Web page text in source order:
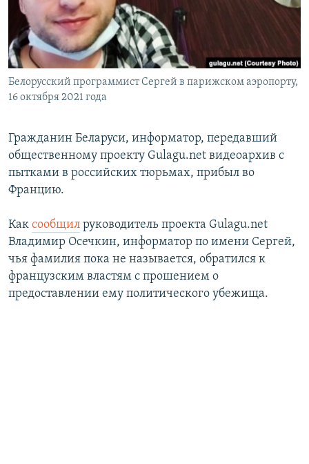
Белорусский программист Сергей в парижском аэропорту,
16 октября 2021 года
Гражданин Беларуси, информатор, передавший
общественному проекту Gulagu.net видеоархив с
пытками в российских тюрьмах, прибыл во
Францию.
Как сообщил руководитель проекта Gulagu.net
Владимир Осечкин, информатор по имени Сергей,
чья фамилия пока не называется, обратился к
французским властям с прошением о
предоставлении ему политического убежища.